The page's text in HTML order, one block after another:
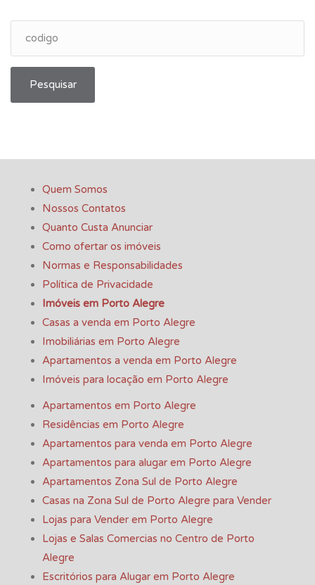
Pesquisar
Quem Somos
Nossos Contatos
Quanto Custa Anunciar
Como ofertar os imóveis
Normas e Responsabilidades
Política de Privacidade
Imóveis em Porto Alegre
Casas a venda em Porto Alegre
Imobiliárias em Porto Alegre
Apartamentos a venda em Porto Alegre
Imóveis para locação em Porto Alegre
Apartamentos em Porto Alegre
Residências em Porto Alegre
Apartamentos para venda em Porto Alegre
Apartamentos para alugar em Porto Alegre
Apartamentos Zona Sul de Porto Alegre
Casas na Zona Sul de Porto Alegre para Vender
Lojas para Vender em Porto Alegre
Lojas e Salas Comercias no Centro de Porto
Alegre
Escritórios para Alugar em Porto Alegre